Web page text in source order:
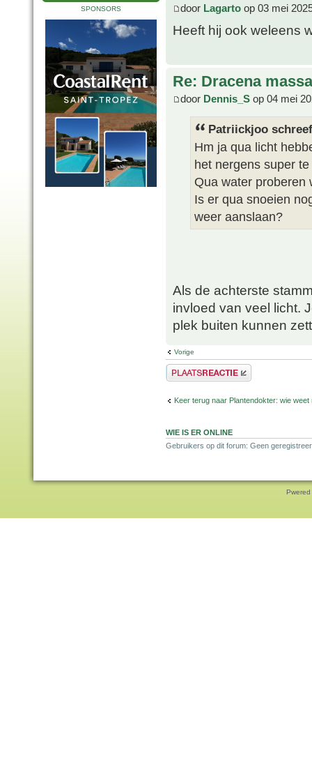
SPONSORS door Lagarto op 03 mei
Heeft hij ook weleens
Re: Dracena
door Dennis_S op 04 mei
Patriickjoo
Hm ja qua licht
het nergens super
Qua water proberen
Is er qua snoeien
weer aanslaan?
Als de achterste
invloed van veel licht.
plek buiten kunnen
Vorige
Plaats een reactie
Keer terug naar Plantendokter: wie weet
WIE IS ER ONLINE
Gebruikers op dit forum: Geen